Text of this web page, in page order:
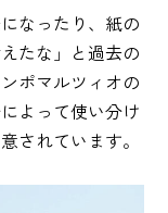
なったり、紙の
たな」と過去の
ポマルツィオの
よって使い分け
されています。